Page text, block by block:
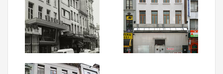
Over ons
Aanmelden